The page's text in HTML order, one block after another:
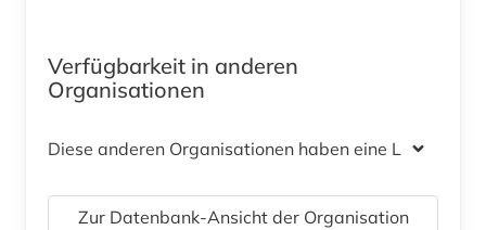
Verfügbarkeit in anderen
Organisationen
Diese anderen Organisationen haben eine Lizenz
Zur Datenbank-Ansicht der Organisation